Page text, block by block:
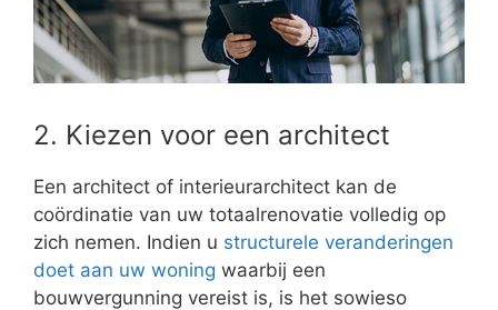
2. Kiezen voor een architect
Een architect of interieurarchitect kan de
coördinatie van uw totaalrenovatie volledig op
zich nemen. Indien u structurele veranderingen
doet aan uw woning waarbij een
bouwvergunning vereist is, is het sowieso